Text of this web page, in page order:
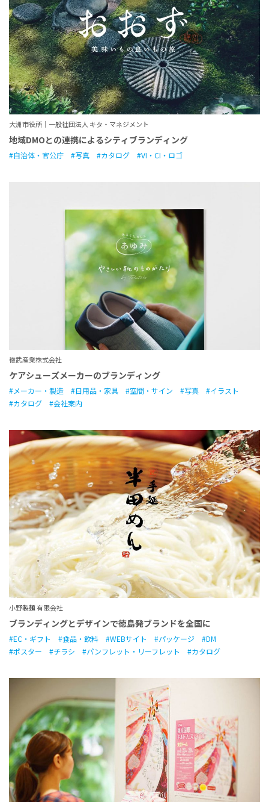
大洲市役所｜一般社団法人 キタ・マネジメント
地域DMOとの連携によるシティブランディング
自治体・官公庁 写真 カタログ VI・CI・ロゴ
徳武産業株式会社
ケアシューズメーカーのブランディング
メーカー・製造 日用品・家具 空間・サイン 写真
イラスト
カタログ
会社案内
小野製麺 有限会社
ブランディングとデザインで徳島発ブランドを全国に
EC・ギフト 食品・飲料 WEBサイト パッケージ
DM
ポスター
チラシ パンフレット・リーフレット カタログ